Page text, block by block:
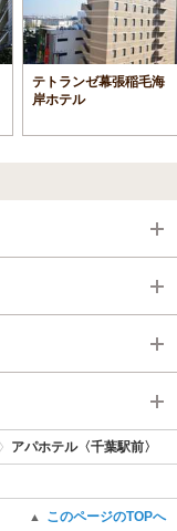
テトランゼ幕張稲毛海
岸ホテル
アパホテル〈千葉駅前〉
▲ このページのTOPへ